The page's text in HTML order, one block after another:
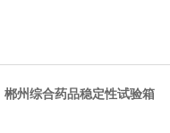
郴州综合药品稳定性试验箱